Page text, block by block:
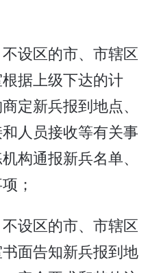
不设区的市、市辖区
据上级下达的计
定新兵报到地点、
人员接收等有关事
构通报新兵名单、
；
不设区的市、市辖区
面告知新兵报到地